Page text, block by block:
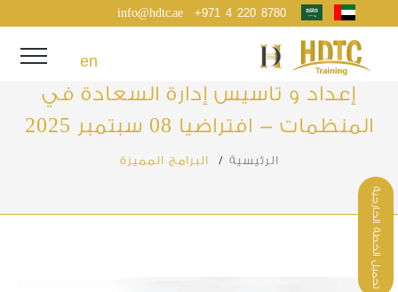
+971 4 220 8780
info@hdtc.ae
enالسعادة والايجابية المؤسسية
إعداد و تاسيس إدارة السعادة في
المنظمات - افتراضيا 08 سبتمبر 2025
الرئيسية / البرامج المميزة
تحميل الخطة الخارجية